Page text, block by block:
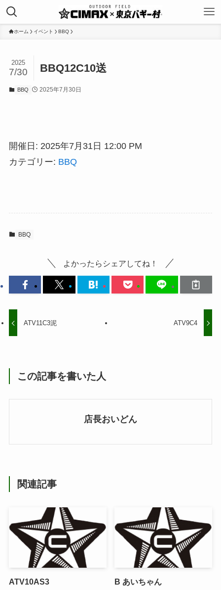
ホーム イベント BBQ
BBQ12C10送
2025
7/30
BBQ 2025年7月30日
開催日: 2025年7月31日 12:00 PM
カテゴリー: BBQ
BBQ
よかったらシェアしてね！
ATV11C3泥 ATV9C4
この記事を書いた人
店長おいどん
関連記事
ATV10AS3 B あいちゃん